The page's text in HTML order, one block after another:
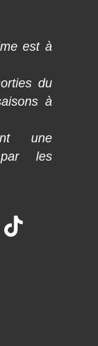
est à
du
à
une
par les